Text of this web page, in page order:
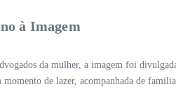
à Imagem
da mulher, a imagem foi
de lazer, acompanhada de